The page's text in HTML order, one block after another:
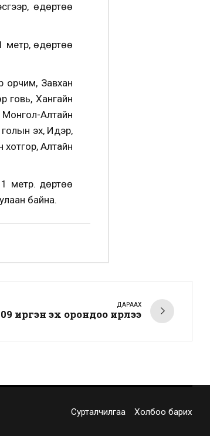
өдөртөө
метр, өдөртөө
орчим, Завхан
говь, Хангайн
Монгол-Алтайн
голын эх, Идэр,
Алтайн
метр. Өдөртөө
байна.
ДАРААХ
иргэн эх орондоо ирлээ
Сурталчилгаа Холбоо барих